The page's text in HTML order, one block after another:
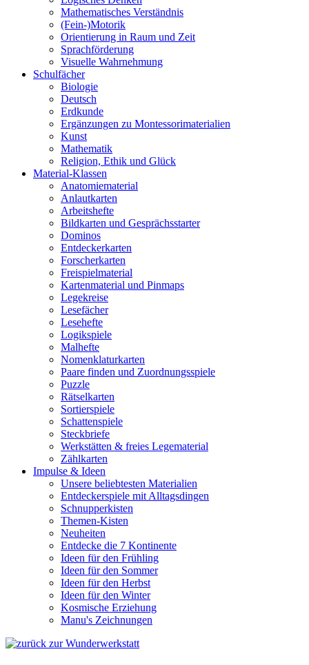
Mathematisches Verständnis
(Fein-)Motorik
Orientierung in Raum und Zeit
Sprachförderung
Visuelle Wahrnehmung
Schulfächer
Biologie
Deutsch
Erdkunde
Ergänzungen zu Montessorimaterialien
Kunst
Mathematik
Religion, Ethik und Glück
Material-Klassen
Anatomiematerial
Anlautkarten
Arbeitshefte
Bildkarten und Gesprächsstarter
Dominos
Entdeckerkarten
Forscherkarten
Freispielmaterial
Kartenmaterial und Pinmaps
Legekreise
Lesefächer
Lesehefte
Logikspiele
Malhefte
Nomenklaturkarten
Paare finden und Zuordnungsspiele
Puzzle
Rätselkarten
Sortierspiele
Schattenspiele
Steckbriefe
Werkstätten & freies Legematerial
Zählkarten
Impulse & Ideen
Unsere beliebtesten Materialien
Entdeckerspiele mit Alltagsdingen
Schnupperkisten
Themen-Kisten
Neuheiten
Entdecke die 7 Kontinente
Ideen für den Frühling
Ideen für den Sommer
Ideen für den Herbst
Ideen für den Winter
Kosmische Erziehung
Manu's Zeichnungen